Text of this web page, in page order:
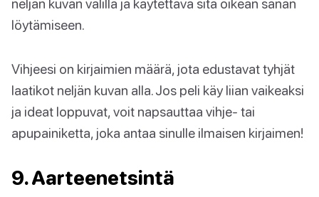
neljän kuvan välillä ja käytettävä sitä oikean sanan
löytämiseen.
Vihjeesi on kirjaimien määrä, jota edustavat tyhjät
laatikot neljän kuvan alla. Jos peli käy liian vaikeaksi
ja ideat loppuvat, voit napsauttaa vihje- tai
apupainiketta, joka antaa sinulle ilmaisen kirjaimen!
9. Aarteenetsintä